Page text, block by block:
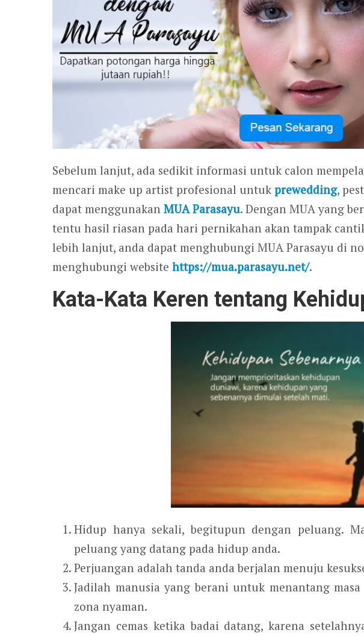
Sebelum lanjut, ada sedikit informasi untuk calon
mencari make up artist profesional untuk prewedding,
dapat menggunakan MUA Parasayu. Dengan MUA yang
tentu hasil riasan pada hari pernikahan akan tampak
lebih lanjut, anda dapat menghubungi MUA Parasayu di
menghubungi website https://mua.parasayu.net/.
Kata-Kata Keren tentang
Hidup hanya sekali, begitupun dengan peluang.
peluang yang datang pada hidup anda.
Perjuangan adalah tanda anda berjalan menuju
Jadilah manusia yang berani untuk menantang
zona nyaman.
Jangan cemas ketika badai datang, karena